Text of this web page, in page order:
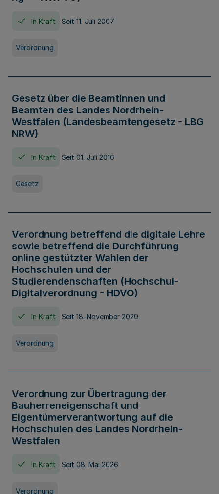
In Kraft Seit 11. Juli 2007
Verordnung
Gesetz über die Beamtinnen und
Beamten des Landes Nordrhein-
Westfalen (Landesbeamtengesetz - LBG
NRW)
In Kraft Seit 01. Juli 2016
Gesetz
Verordnung betreffend die digitale Lehre
sowie betreffend die Durchführung
online gestützter Wahlen der
Hochschulen und der
Studierendenschaften (Hochschul-
Digitalverordnung - HDVO)
In Kraft Seit 18. November 2020
Verordnung
Verordnung zur Übertragung der
Bauherreneigenschaft und
Eigentümerverantwortung auf die
Hochschulen des Landes Nordrhein-
Westfalen
In Kraft Seit 08. Mai 2026
Verordnung